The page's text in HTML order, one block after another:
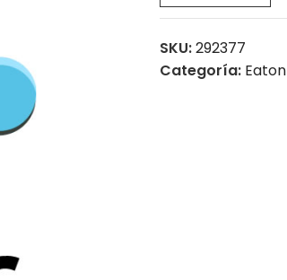
SKU:292377
Categoría: Eaton